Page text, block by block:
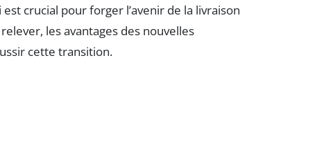
crucial pour forger l’avenir de la livraison
les avantages des nouvelles
cette transition.